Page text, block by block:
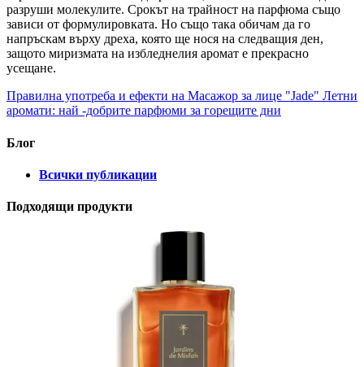
разруши молекулите. Срокът на трайност на парфюма също
зависи от формулировката. Но също така обичам да го
напръскам върху дреха, която ще нося на следващия ден,
защото миризмата на избледнелия аромат е прекрасно
усещане.
Правилна употреба и ефекти на Масажор за лице "Jade" Летни
аромати: най -добрите парфюми за горещите дни
Блог
Всички публикации
Подходящи продукти